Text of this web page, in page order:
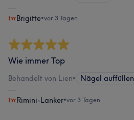
Brigitte•vor 3 Tagen
Wie immer Top
Behandelt von Lien• Nägel auffüllen
Rimini-Lanker•vor 3 Tagen